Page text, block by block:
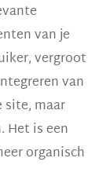
van je
vergroot
van
site, maar
Het is een
organisch